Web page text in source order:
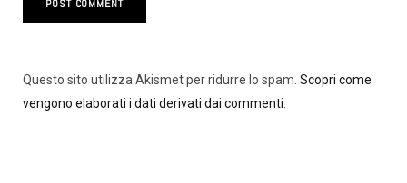
Questo sito utilizza Akismet per ridurre lo spam. Scopri come
vengono elaborati i dati derivati dai commenti.